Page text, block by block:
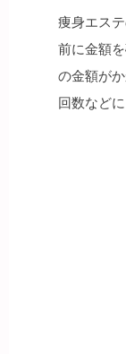
痩身エス
前に金額
の金額が
回数など